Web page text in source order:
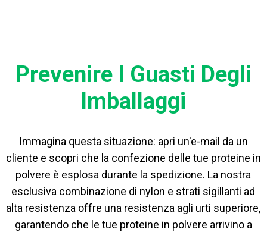
Prevenire I Guasti Degli
Imballaggi
Immagina questa situazione: apri un'e-mail da un
cliente e scopri che la confezione delle tue proteine ​​in
polvere è esplosa durante la spedizione. La nostra
esclusiva combinazione di nylon e strati sigillanti ad
alta resistenza offre una resistenza agli urti superiore,
garantendo che le tue proteine ​​in polvere arrivino a